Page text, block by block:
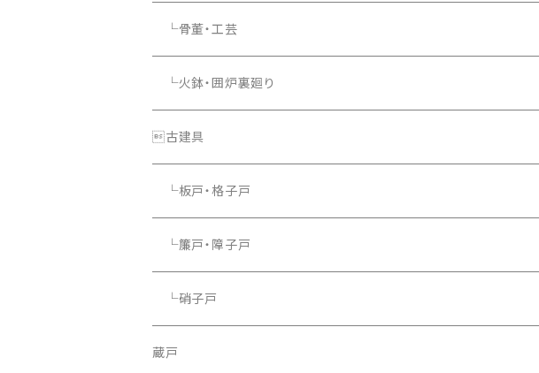
└骨董・工芸
└火鉢・囲炉裏廻り
└照明器具
古建具
└板戸・格子戸
└簾戸・障子戸
└硝子戸
蔵戸